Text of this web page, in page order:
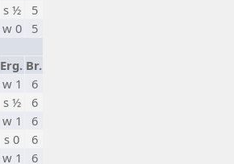
s ½
5
w 0
5
Erg. Br.
w 1
6
s ½
6
w 1
6
s 0
6
w 1
6